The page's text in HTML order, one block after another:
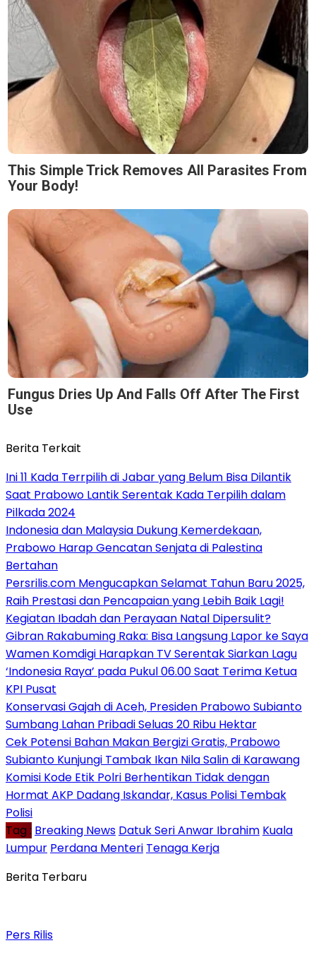
This Simple Trick Removes All Parasites From
Your Body!
Fungus Dries Up And Falls Off After The First
Use
Berita Terkait
Ini 11 Kada Terrpilih di Jabar yang Belum Bisa Dilantik
Saat Prabowo Lantik Serentak Kada Terpilih dalam
Pilkada 2024
Indonesia dan Malaysia Dukung Kemerdekaan,
Prabowo Harap Gencatan Senjata di Palestina
Bertahan
Persrilis.com Mengucapkan Selamat Tahun Baru 2025,
Raih Prestasi dan Pencapaian yang Lebih Baik Lagi!
Kegiatan Ibadah dan Perayaan Natal Dipersulit?
Gibran Rakabuming Raka: Bisa Langsung Lapor ke Saya
Wamen Komdigi Harapkan TV Serentak Siarkan Lagu
‘Indonesia Raya’ pada Pukul 06.00 Saat Terima Ketua
KPI Pusat
Konservasi Gajah di Aceh, Presiden Prabowo Subianto
Sumbang Lahan Pribadi Seluas 20 Ribu Hektar
Cek Potensi Bahan Makan Bergizi Gratis, Prabowo
Subianto Kunjungi Tambak Ikan Nila Salin di Karawang
Komisi Kode Etik Polri Berhentikan Tidak dengan
Hormat AKP Dadang Iskandar, Kasus Polisi Tembak
Polisi
Tag : Breaking News Datuk Seri Anwar Ibrahim Kuala
Lumpur Perdana Menteri Tenaga Kerja
Berita Terbaru
Pers Rilis